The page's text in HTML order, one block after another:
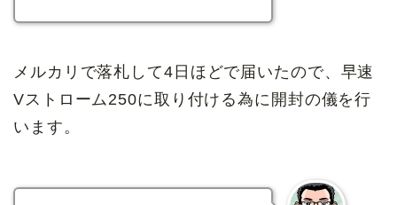
メルカリで落札して4日ほどで届いたので、早速
Vストローム250に取り付ける為に開封の儀を行
います。